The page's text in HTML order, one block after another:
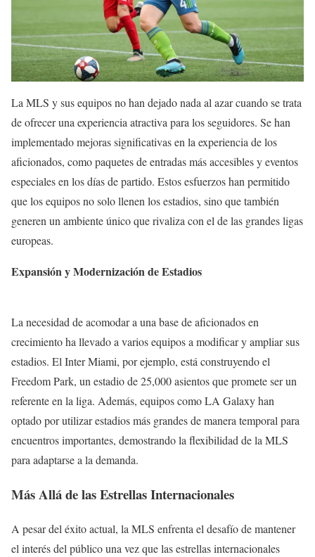
La MLS y sus equipos no han dejado nada al azar cuando se trata
de ofrecer una experiencia atractiva para los seguidores. Se han
implementado mejoras significativas en la experiencia de los
aficionados, como paquetes de entradas más accesibles y eventos
especiales en los días de partido. Estos esfuerzos han permitido
que los equipos no solo llenen los estadios, sino que también
generen un ambiente único que rivaliza con el de las grandes ligas
europeas.
Expansión y Modernización de Estadios
La necesidad de acomodar a una base de aficionados en
crecimiento ha llevado a varios equipos a modificar y ampliar sus
estadios. El Inter Miami, por ejemplo, está construyendo el
Freedom Park, un estadio de 25,000 asientos que promete ser un
referente en la liga. Además, equipos como LA Galaxy han
optado por utilizar estadios más grandes de manera temporal para
encuentros importantes, demostrando la flexibilidad de la MLS
para adaptarse a la demanda.
Más Allá de las Estrellas Internacionales
A pesar del éxito actual, la MLS enfrenta el desafío de mantener
el interés del público una vez que las estrellas internacionales